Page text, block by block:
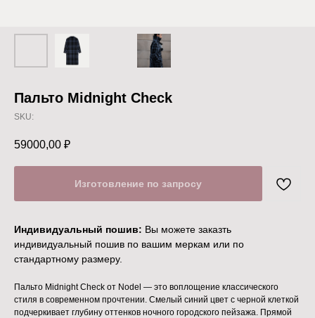
Пальто Midnight Check
SKU:
59000,00 ₽
Индивидуальный пошив: Вы можете заказть
индивидуальный пошив по вашим меркам или по
стандартному размеру.
Пальто Midnight Check от Nodel — это воплощение классического
стиля в современном прочтении. Смелый синий цвет с черной клеткой
подчеркивает глубину оттенков ночного городского пейзажа. Прямой